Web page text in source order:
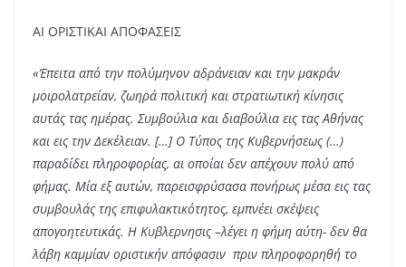
ΑΙ ΟΡΙΣΤΙΚΑΙ ΑΠΟΦΑΣΕΙΣ
«Έπειτα από την πολύμηνον αδράνειαν και την μακράν
μοιρολατρείαν, ζωηρά πολιτική και στρατιωτική κίνησις
αυτάς τας ημέρας. Συμβούλια και διαβούλια εις τας Αθήνας
και εις την Δεκέλειαν. […] Ο Τύπος της Κυβερνήσεως (…)
παραδίδει πληροφορίας, αι οποίαι δεν απέχουν πολύ από
φήμας. Μία εξ αυτών, παρεισφρύσασα πονήρως μέσα εις τας
συμβουλάς της επιφυλακτικότητος, εμπνέει σκέψεις
απογοητευτικάς. Η Κυβλερνησις –λέγει η φήμη αύτη- δεν θα
λάβη καμμίαν οριστικήν απόφασιν πριν πληροφορηθή το